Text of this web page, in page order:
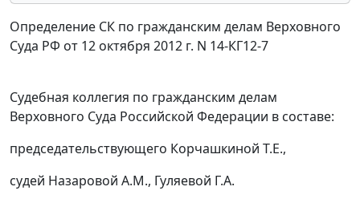
Определение СК по гражданским делам Верховного
Суда РФ от 12 октября 2012 г. N 14-КГ12-7
Судебная коллегия по гражданским делам
Верховного Суда Российской Федерации в составе:
председательствующего Корчашкиной Т.Е.,
судей Назаровой А.М., Гуляевой Г.А.